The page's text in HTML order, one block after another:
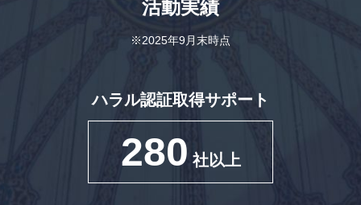
活動実績
※2025年9月末時点
ハラル認証取得サポート
280 社以上